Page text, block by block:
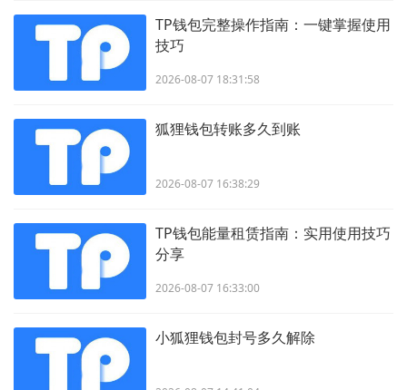
TP钱包完整操作指南：一键掌握使用
技巧
2026-08-07 18:31:58
狐狸钱包转账多久到账
2026-08-07 16:38:29
TP钱包能量租赁指南：实用使用技巧
分享
2026-08-07 16:33:00
小狐狸钱包封号多久解除